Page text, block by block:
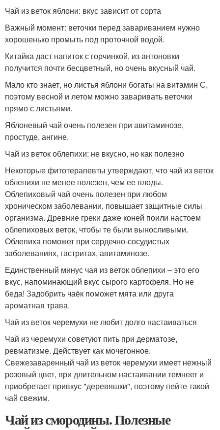
Чай из веток яблони: вкус зависит от сорта
Важный момент: веточки перед завариванием нужно
хорошенько промыть под проточной водой.
Китайка даст напиток с горчинкой, из антоновки
получится почти бесцветный, но очень вкусный чай.
Мало кто знает, но листья яблони богаты на витамин С,
поэтому весной и летом можно заваривать веточки
прямо с листьями.
Яблоневый чай очень полезен при авитаминозе,
простуде, ангине.
Чай из веток облепихи: не вкусно, но как полезно
Некоторые фитотерапевты утверждают, что чай из веток
облепихи не менее полезен, чем ее плоды.
Облепиховый чай очень полезен при любом
хроническом заболевании, повышает защитные силы
организма. Древние греки даже коней поили настоем
облепиховых веток, чтобы те были выносливыми.
Облепиха поможет при сердечно-сосудистых
заболеваниях, гастритах, авитаминозе.
Единственный минус чая из веток облепихи – это его
вкус, напоминающий вкус сырого картофеля. Но не
беда! Задобрить чаёк поможет мята или друга
ароматная трава.
Чай из веток черемухи не любит долго настаиваться
Чай из черемухи советуют пить при дерматозе,
ревматизме. Действует как мочегонное.
Свежезаваренный чай из веток черемухи имеет нежный
розовый цвет, при длительном настаивании темнеет и
приобретает привкус "деревяшки", поэтому пейте такой
чай свежим.
Чай из смородины. Полезные